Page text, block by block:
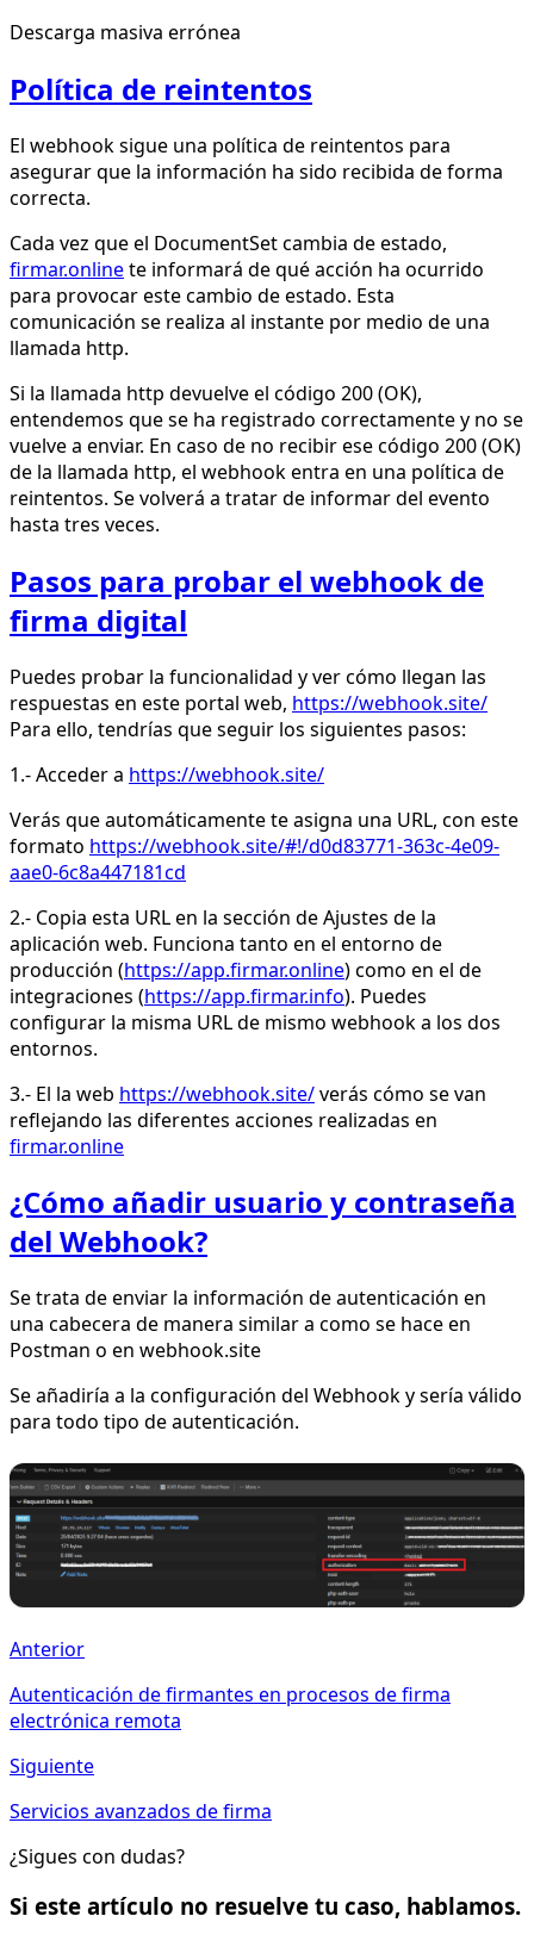
Descarga masiva errónea
Política de reintentos
El webhook sigue una política de reintentos para
asegurar que la información ha sido recibida de forma
correcta.
Cada vez que el DocumentSet cambia de estado,
firmar.onlinete informará de qué acción ha ocurrido
para provocar este cambio de estado. Esta
comunicación se realiza al instante por medio de una
llamada http.
Si la llamada http devuelve el código 200 (OK),
entendemos que se ha registrado correctamente y no se
vuelve a enviar. En caso de no recibir ese código 200 (OK)
de la llamada http, el webhook entra en una política de
reintentos. Se volverá a tratar de informar del evento
hasta tres veces.
Pasos para probar el webhook de
firma digital
Puedes probar la funcionalidad y ver cómo llegan las
respuestas en este portal web, https://webhook.site/
Para ello, tendrías que seguir los siguientes pasos:
1.- Acceder a https://webhook.site/
Verás que automáticamente te asigna una URL, con este
formato https://webhook.site/#!/d0d83771-363c-4e09-
aae0-6c8a447181cd
2.- Copia esta URL en la sección de Ajustes de la
aplicación web. Funciona tanto en el entorno de
producción (https://app.firmar.online) como en el de
integraciones (https://app.firmar.info). Puedes
configurar la misma URL de mismo webhook a los dos
entornos.
3.- El la web https://webhook.site/verás cómo se van
reflejando las diferentes acciones realizadas en
firmar.online
¿Cómo añadir usuario y contraseña
del Webhook?
Se trata de enviar la información de autenticación en
una cabecera de manera similar a como se hace en
Postman o en webhook.site
Se añadiría a la configuración del Webhook y sería válido
para todo tipo de autenticación.
Anterior
Autenticación de firmantes en procesos de firma
electrónica remota
Siguiente
Servicios avanzados de firma
¿Sigues con dudas?
Si este artículo no resuelve tu caso, hablamos.